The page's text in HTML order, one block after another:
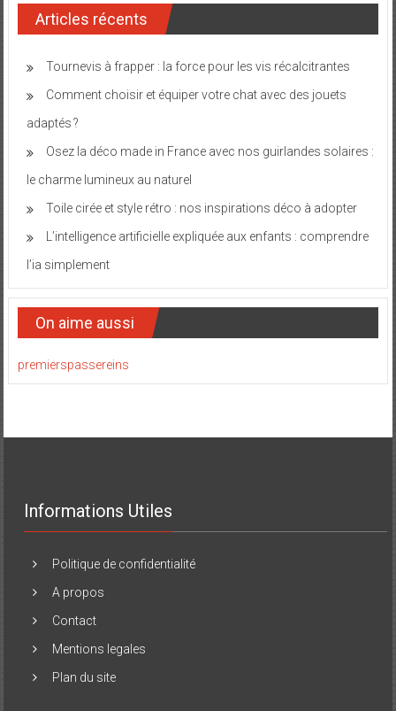
Articles récents
Tournevis à frapper : la force pour les vis récalcitrantes
Comment choisir et équiper votre chat avec des jouets
adaptés ?
Osez la déco made in France avec nos guirlandes solaires :
le charme lumineux au naturel
Toile cirée et style rétro : nos inspirations déco à adopter
L’intelligence artificielle expliquée aux enfants : comprendre
l’ia simplement
On aime aussi
premierspassereins
Informations Utiles
Politique de confidentialité
A propos
Contact
Mentions legales
Plan du site